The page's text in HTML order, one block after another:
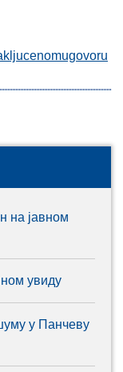
на јавном
увиду
у Панчеву